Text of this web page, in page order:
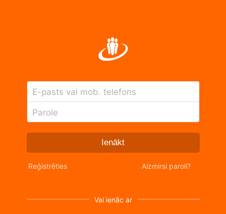
E-pasts vai mob. telefons
Parole
Ienākt
Reģistrēties Aizmirsi paroli?
Vai ienāc ar